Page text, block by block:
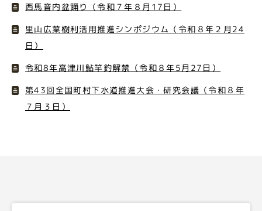
西馬音内盆踊り（令和７年８月17日）
里山広葉樹利活用推進シンポジウム（令和８年２月24
日）
令和8年高津川鮎竿釣解禁（令和８年5月27日）
第43回全国町村下水道推進大会・研究会議（令和８年
７月３日）